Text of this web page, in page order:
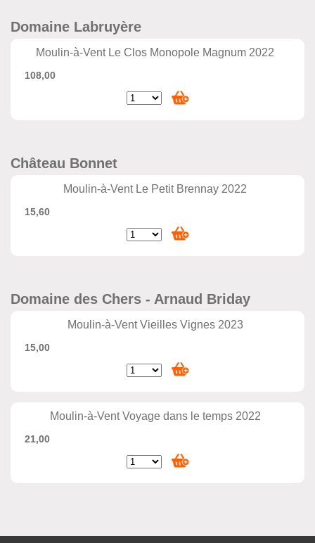
Domaine Labruyère
Moulin-à-Vent Le Clos Monopole Magnum 2022
108,00
Château Bonnet
Moulin-à-Vent Le Petit Brennay 2022
15,60
Domaine des Chers - Arnaud Briday
Moulin-à-Vent Vieilles Vignes 2023
15,00
Moulin-à-Vent Voyage dans le temps 2022
21,00